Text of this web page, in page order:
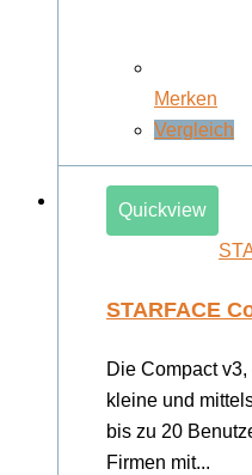
Merken
Vergleich
Quickview
STARFACE
Die Compact
kleine und
bis zu 20
Firmen mit...